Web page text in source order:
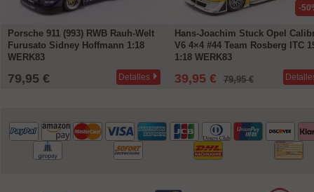
Porsche 911 (993) RWB Rauh-Welt
Furusato Sidney Hoffmann 1:18
WERK83
79,95 € Detalles
-
Hans-Joachim Stuck Opel
V6 4×4 #44 Team Rosberg ITC
1:18 WERK83
39,95 € 79,95 €